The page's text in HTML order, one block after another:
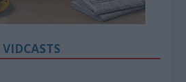
VIDCASTS